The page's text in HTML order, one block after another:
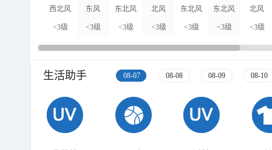
西北风
<3级
东风
<3级
东北风
<3级
北风
<3级
东北风
<3级
东北风
<3级
北风
<3级
生活助手 08-07 08-08 08-09 08-10